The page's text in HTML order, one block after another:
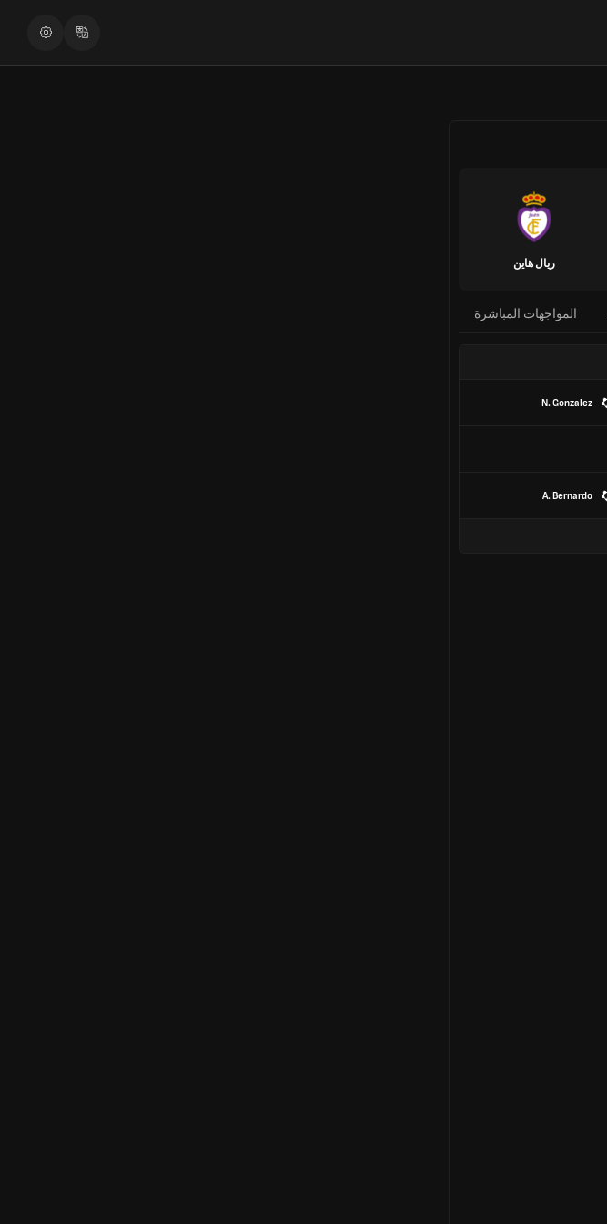
ريال هاين
المواجهات المباشرة
N. Gonzalez
A. Bernardo